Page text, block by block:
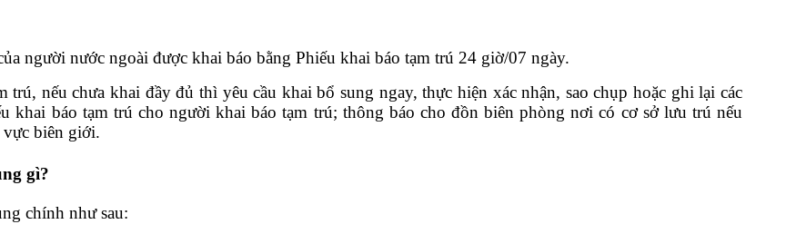
người nước ngoài được khai báo bằng Phiếu khai báo tạm trú 24 giờ/07 ngày.
nếu chưa khai đầy đủ thì yêu cầu khai bổ sung ngay, thực hiện xác nhận, sao chụp hoặc ghi lại các
khai báo tạm trú cho người khai báo tạm trú; thông báo cho đồn biên phòng nơi có cơ sở lưu trú nếu
vực biên giới.
gì?
chính như sau: